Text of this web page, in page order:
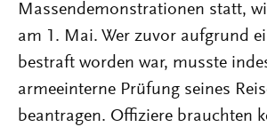
Massendemonstrationen statt,
am 1. Mai. Wer zuvor aufgrund
bestraft worden war, musste
armeeinterne Prüfung seines
beantragen. Offiziere brauchten